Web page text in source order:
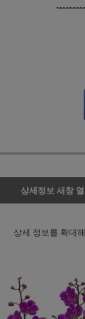
상세정보 새창
상세 정보를 확대